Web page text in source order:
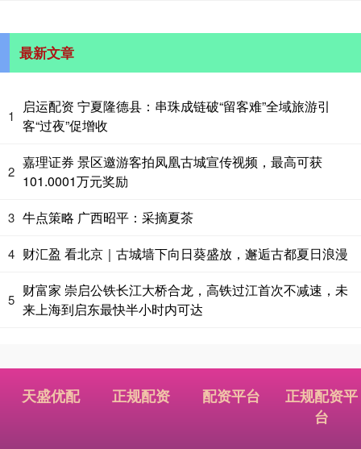
最新文章
1
启运配资 宁夏隆德县：串珠成链破“留客难”全域旅游引
客“过夜”促增收
2
嘉理证券 景区邀游客拍凤凰古城宣传视频，最高可获
101.0001万元奖励
3 牛点策略 广西昭平：采摘夏茶
4 财汇盈 看北京｜古城墙下向日葵盛放，邂逅古都夏日浪漫
5
财富家 崇启公铁长江大桥合龙，高铁过江首次不减速，未
来上海到启东最快半小时内可达
天盛优配 正规配资 配资平台
正规配资平
台